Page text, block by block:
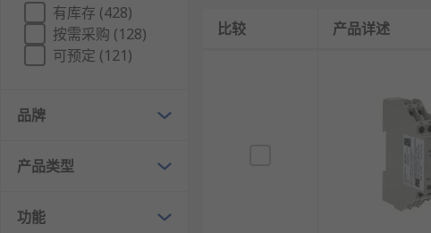
循环定时控制：可预设接通和断开的交替时间，实现电
失电延时保护：当控制电路突然失电时，延时断开关
电磁式时间继电器
有库存 (428)
按需采购 (128)
可预定 (121)
品牌
产品类型
功能
比较 产品详述